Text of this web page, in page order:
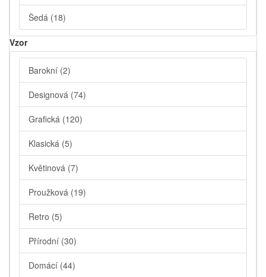
Šedá (18)
Vzor
Barokní (2)
Designová (74)
Grafická (120)
Klasická (5)
Květinová (7)
Proužková (19)
Retro (5)
Přírodní (30)
Domácí (44)